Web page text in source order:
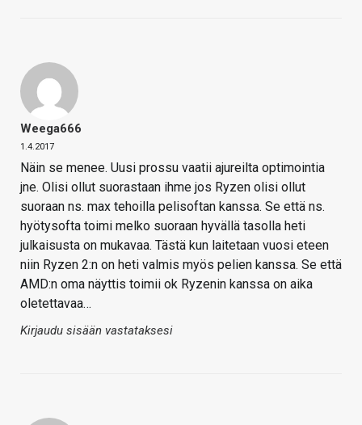
Weega666
1.4.2017
Näin se menee. Uusi prossu vaatii ajureilta optimointia
jne. Olisi ollut suorastaan ihme jos Ryzen olisi ollut
suoraan ns. max tehoilla pelisoftan kanssa. Se että ns.
hyötysofta toimi melko suoraan hyvällä tasolla heti
julkaisusta on mukavaa. Tästä kun laitetaan vuosi eteen
niin Ryzen 2:n on heti valmis myös pelien kanssa. Se että
AMD:n oma näyttis toimii ok Ryzenin kanssa on aika
oletettavaa…
Kirjaudu sisään vastataksesi